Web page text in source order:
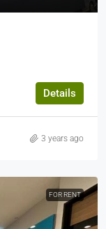
Details
3 years ago
FOR RENT